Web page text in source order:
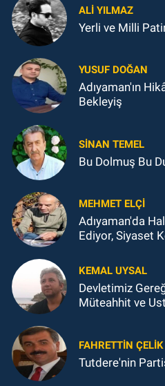
ALI YILMAZ
Yerli ve Milli
YUSUF DOĞAN
Adıyaman'ın
Bekleyiş
SINAN TEMEL
Bu Dolmuş Bu
MEHMET ELÇI
Adıyaman'da
Ediyor, Siyaset
KEMAL UYSAL
Devletimiz Gereğini
Müteahhit ve
FAHRETTIN ÇELİK
Tutdere'nin